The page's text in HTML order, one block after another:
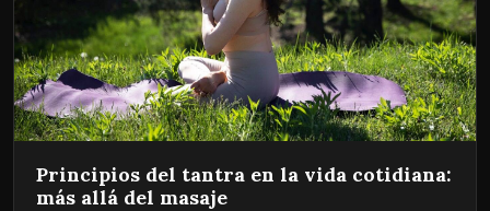
Principios del tantra en la vida cotidiana:
más allá del masaje